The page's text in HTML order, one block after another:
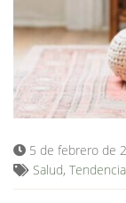
5 de febrero de
Salud,